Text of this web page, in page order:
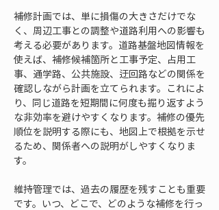
補修計画では、単に損傷の大きさだけでな
く、周辺工事との調整や道路利用への影響も
考える必要があります。道路基盤地図情報を
使えば、補修候補箇所と工事予定、占用工
事、通学路、公共施設、迂回路などの関係を
確認しながら計画を立てられます。これによ
り、同じ道路を短期間に何度も掘り返すよう
な非効率を避けやすくなります。補修の優先
順位を説明する際にも、地図上で根拠を示せ
るため、関係者への説明がしやすくなりま
す。
維持管理では、過去の履歴を残すことも重要
です。いつ、どこで、どのような補修を行っ